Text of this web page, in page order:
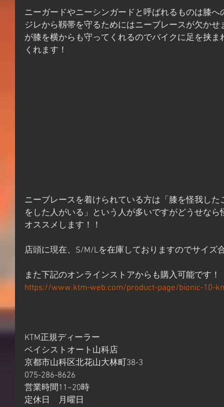
ニーガードやニーシンガードと呼ばれるものは膝
ジレから靱帯を守るためにはニーブレースが欠か
が膝を横からも守ってくれるのでバイクに足を挟
くれます！
ニーブレースを着けられている方は「膝を怪我し
をした人がいる」という人が多いですがどうせな
オススメします！！
店頭に現在、S/M/Lを在庫しておりますのでサイズ
また下記のオンラインストアからも購入可能です！
https://www.ktm-web.com/product-page/bionic-10-
KTM正規ディーラー
ベイシストオート山科店
京都市山科区北花山大林町38-3
075-286-8626
営業時間11~20時
定休日　月曜日